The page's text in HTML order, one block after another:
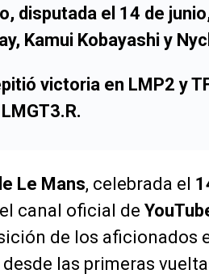
disputada el 14 de junio
, Kamui Kobayashiy
victoria en LMP2 y
.
Le Mans, celebrada el
canal oficial de
de los aficionados
las primeras